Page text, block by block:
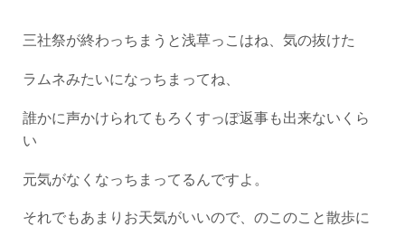
三社祭が終わっちまうと浅草っこはね、気の抜けた
ラムネみたいになっちまってね、
誰かに声かけられてもろくすっぽ返事も出来ないくら
い
元気がなくなっちまってるんですよ。
それでもあまりお天気がいいので、のこのこと散歩に